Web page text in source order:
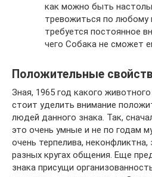
как можно быть
тревожиться по любому
требуется постоянное
чего Собака не сможет
Положительные
Зная, 1965 год какого
стоит уделить внимание
людей данного знака. Так,
это очень умные и не по годам
очень терпелива,
разных кругах общения. Еще
знака присущи